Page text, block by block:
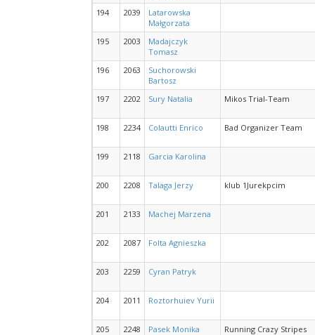
194
2039
Latarowska
Małgorzata
195
2003
Madajczyk
Tomasz
196
2063
Suchorowski
Bartosz
197
2202 Sury Natalia Mikos Trial-Team
198 2234 Colautti Enrico Bad Organizer Team
199 2118 Garcia Karolina
200 2208 Talaga Jerzy klub 1Jurekpcim
201 2133 Machej Marzena
202 2087 Folta Agnieszka
203 2259 Cyran Patryk
204 2011 Roztorhuiev Yurii
205 2248 Pasek Monika Running Crazy Stripes